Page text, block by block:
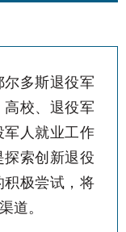
多斯退役军
校、退役军
军人就业工作
索创新退役
极尝试，将
道。